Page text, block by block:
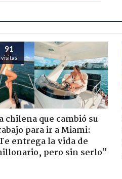
91
visitas
chilena que cambió su
para ir a Miami:
entrega la vida de
pero sin serlo"